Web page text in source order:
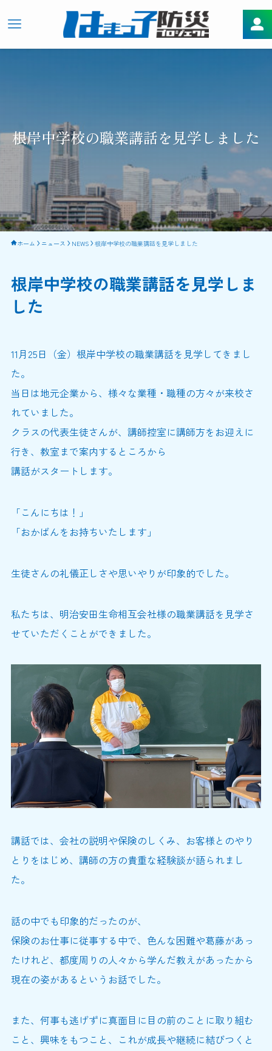
根岸中学校の職業講話を見学しました
ホーム ニュース NEWS 根岸中学校の職業講話を見学しました
根岸中学校の職業講話を見学しま
した
11月25日（金）根岸中学校の職業講話を見学してきまし
た。
当日は地元企業から、様々な業種・職種の方々が来校さ
れていました。
クラスの代表生徒さんが、講師控室に講師方をお迎えに
行き、教室まで案内するところから
講話がスタートします。
「こんにちは！」
「おかばんをお持ちいたします」
生徒さんの礼儀正しさや思いやりが印象的でした。
私たちは、明治安田生命相互会社様の職業講話を見学さ
せていただくことができました。
講話では、会社の説明や保険のしくみ、お客様とのやり
とりをはじめ、講師の方の貴重な経験談が語られまし
た。
話の中でも印象的だったのが、
保険のお仕事に従事する中で、色んな困難や葛藤があっ
たけれど、都度周りの人々から学んだ教えがあったから
現在の姿があるというお話でした。
また、何事も逃げずに真面目に目の前のことに取り組む
こと、興味をもつこと、これが成長や継続に結びつくと